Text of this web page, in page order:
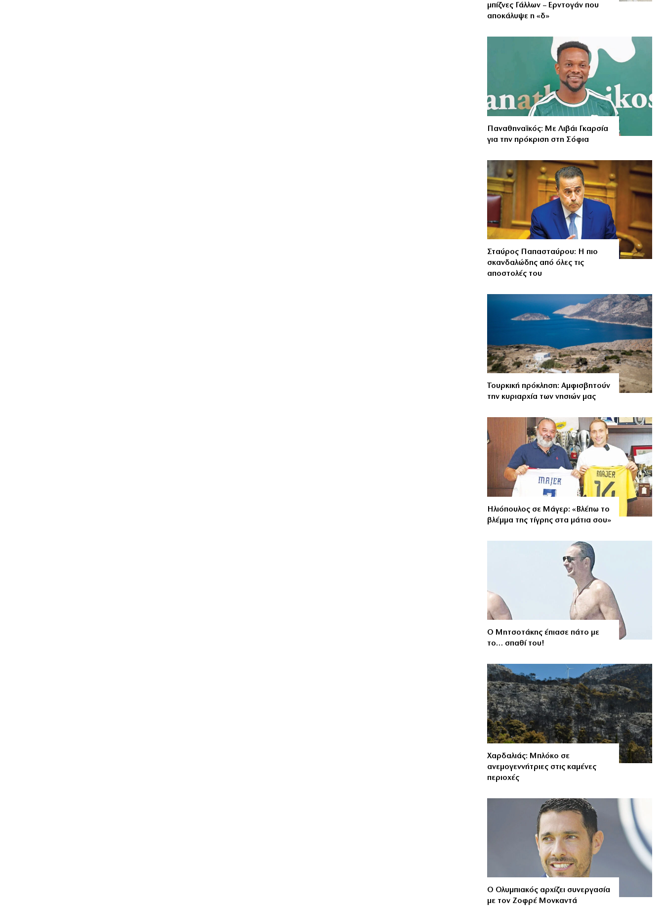
μπίζνες Γάλλων – Ερντογάν που
αποκάλυψε η «δ»
Παναθηναϊκός: Με Λιβάι Γκαρσία
για την πρόκριση στη Σόφια
Σταύρος Παπασταύρου: Η πιο
σκανδαλώδης από όλες τις
αποστολές του
Τουρκική πρόκληση: Αμφισβητούν
την κυριαρχία των νησιών μας
Ηλιόπουλος σε Μάγερ: «Βλέπω το
βλέμμα της τίγρης στα μάτια σου»
Ο Μητσοτάκης έπιασε πάτο με
το… σπαθί του!
Χαρδαλιάς: Μπλόκο σε
ανεμογεννήτριες στις καμένες
περιοχές
Ο Ολυμπιακός αρχίζει συνεργασία
με τον Ζοφρέ Μονκαντά